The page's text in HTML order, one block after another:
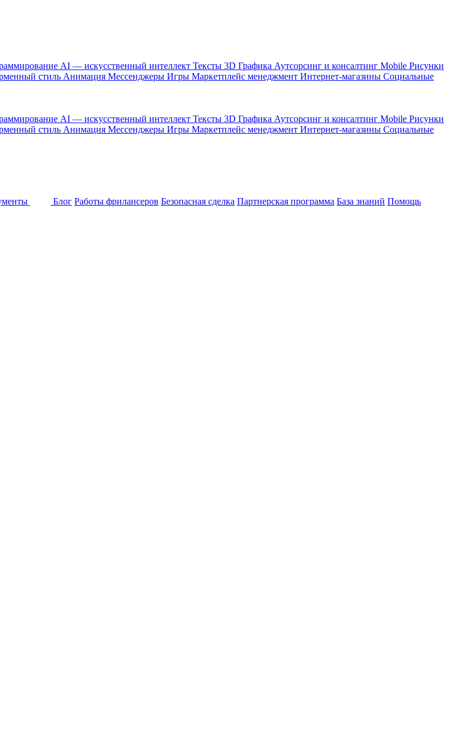
AI — искусственный интеллект Тексты 3D Графика Аутсорсинг и консалтинг Mobile Рисунки
стиль Анимация Мессенджеры Игры Маркетплейс менеджмент Интернет-магазины Социальные
AI — искусственный интеллект Тексты 3D Графика Аутсорсинг и консалтинг Mobile Рисунки
стиль Анимация Мессенджеры Игры Маркетплейс менеджмент Интернет-магазины Социальные
Блог Работы фрилансеров Безопасная сделка Партнерская программа База знаний Помощь